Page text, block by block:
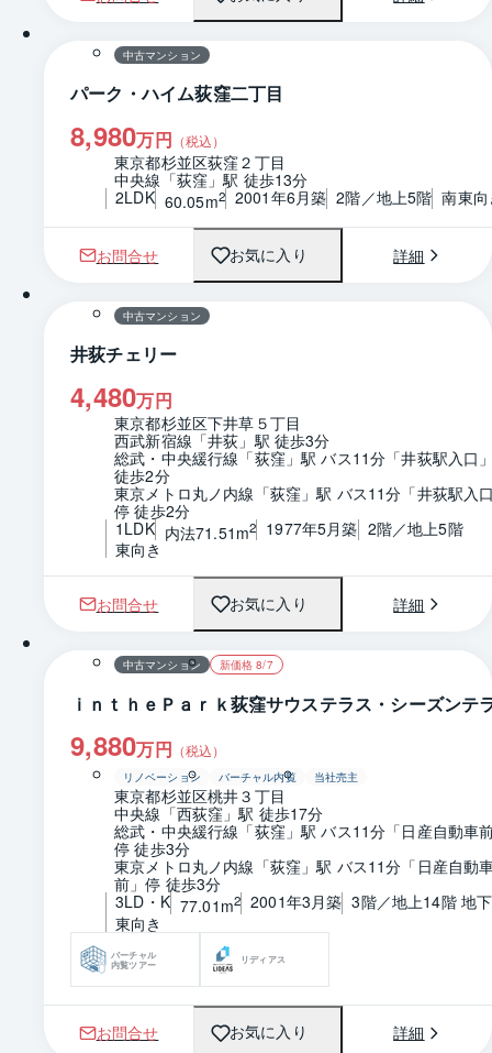
間取り
中古マンション
パーク・ハイム荻窪二丁目
8,980万円 （税込）
東京都杉並区荻窪２丁目
中央線「荻窪」駅 徒歩13分
2LDK 60.05m2 2001年6月築 2階／地上5階 南東
お問合せ お気に入り 詳細
1 / 0 間取り
中古マンション
井荻チェリー
4,480万円
東京都杉並区下井草５丁目
西武新宿線「井荻」駅 徒歩3分
総武・中央緩行線「荻窪」駅 バス11分「井荻駅入口
徒歩2分
東京メトロ丸ノ内線「荻窪」駅 バス11分「井荻駅入
停 徒歩2分
1LDK 内法71.51m2 1977年5月築 2階／地上5階
東向き
お問合せ お気に入り 詳細
1 / 0 間取り
中古マンション 新価格 8/7
ｉｎｔｈｅＰａｒｋ荻窪サウステラス・シーズンテ
9,880万円 （税込）
リノベーション バーチャル内覧 当社売主
東京都杉並区桃井３丁目
中央線「西荻窪」駅 徒歩17分
総武・中央緩行線「荻窪」駅 バス11分「日産自動車
停 徒歩3分
東京メトロ丸ノ内線「荻窪」駅 バス11分「日産自動
前」停 徒歩3分
3LD・K 77.01m2 2001年3月築 3階／地上14階 地
東向き
バーチャル
内覧ツアー
リディアス
お問合せ お気に入り 詳細
1 / 0 間取り